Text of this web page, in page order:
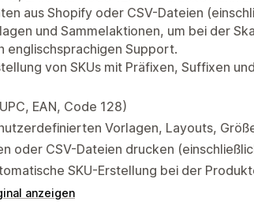
aus Shopify oder CSV-Dateien
und Sammelaktionen, um bei der
englischsprachigen Support.
von SKUs mit Präfixen, Suffixen und
EAN, Code 128)
Vorlagen, Layouts,
oder CSV-Dateien drucken
SKU-Erstellung bei der
anzeigen